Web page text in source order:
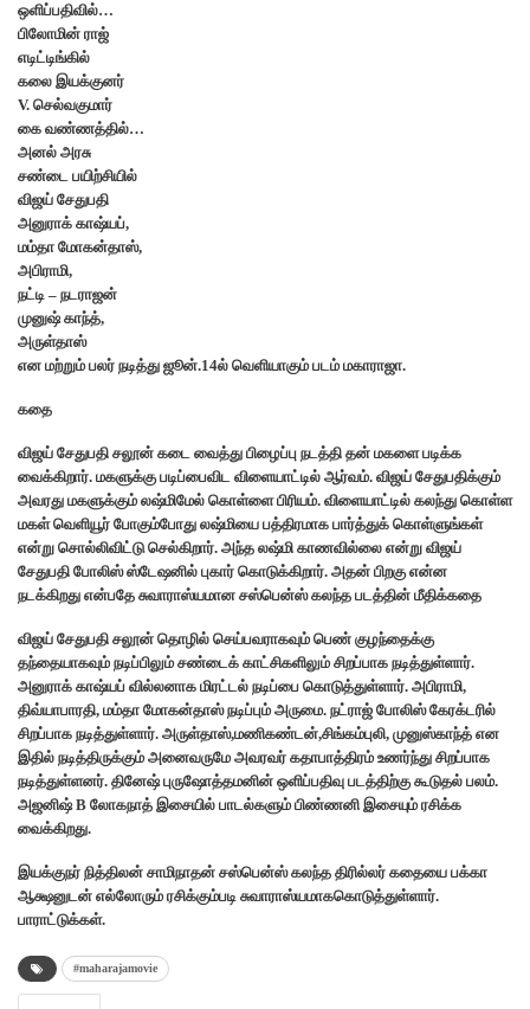
ஒளிப்பதிவில்…
பிலோமின் ராஜ்
எடிட்டிங்கில்
கலை இயக்குனர்
V. செல்வகுமார்
கை வண்ணத்தில்…
அனல் அரசு
சண்டை பயிற்சியில்
விஜய் சேதுபதி
அனுராக் காஷ்யப்,
மம்தா மோகன்தாஸ்,
அபிராமி,
நட்டி – நடராஜன்
முனுஷ் காந்த்,
அருள்தாஸ்
என மற்றும் பலர் நடித்து ஜூன்.14ல் வெளியாகும் படம் மகாராஜா.
கதை
விஜய் சேதுபதி சலூன் கடை வைத்து பிழைப்பு நடத்தி தன் மகளை படிக்க
வைக்கிறார். மகளுக்கு படிப்பைவிட விளையாட்டில் ஆர்வம். விஜய் சேதுபதிக்கும்
அவரது மகளுக்கும் லஷ்மிமேல் கொள்ளை பிரியம். விளையாட்டில் கலந்து கொள்ள
மகள் வெளியூர் போகும்போது லஷ்மியை பத்திரமாக பார்த்துக் கொள்ளுங்கள்
என்று சொல்லிவிட்டு செல்கிறார். அந்த லஷ்மி காணவில்லை என்று விஜய்
சேதுபதி போலிஸ் ஸ்டேஷனில் புகார் கொடுக்கிறார். அதன் பிறகு என்ன
நடக்கிறது என்பதே சுவாராஸ்யமான சஸ்பென்ஸ் கலந்த படத்தின் மீதிக்கதை
விஜய் சேதுபதி சலூன் தொழில் செய்பவராகவும் பெண் குழந்தைக்கு
தந்தையாகவும் நடிப்பிலும் சண்டைக் காட்சிகளிலும் சிறப்பாக நடித்துள்ளார்.
அனுராக் காஷ்யப் வில்லனாக மிரட்டல் நடிப்பை கொடுத்துள்ளார். அபிராமி,
திவ்யாபாரதி, மம்தா மோகன்தாஸ் நடிப்பும் அருமை. நட்ராஜ் போலிஸ் கேரக்டரில்
சிறப்பாக நடித்துள்ளார். அருள்தாஸ்,மணிகண்டன்,சிங்கம்புலி, முனுஸ்காந்த் என
இதில் நடித்திருக்கும் அனைவருமே அவரவர் கதாபாத்திரம் உணர்ந்து சிறப்பாக
நடித்துள்ளனர். தினேஷ் புருஷோத்தமனின் ஒளிப்பதிவு படத்திற்கு கூடுதல் பலம்.
அஜனிஷ் B லோகநாத் இசையில் பாடல்களும் பிண்ணனி இசையும் ரசிக்க
வைக்கிறது.
இயக்குநர் நித்திலன் சாமிநாதன் சஸ்பென்ஸ் கலந்த திரில்லர் கதையை பக்கா
ஆக்ஷனுடன் எல்லோரும் ரசிக்கும்படி சுவாராஸ்யமாககொடுத்துள்ளார்.
பாராட்டுக்கள்.
#maharajamovie